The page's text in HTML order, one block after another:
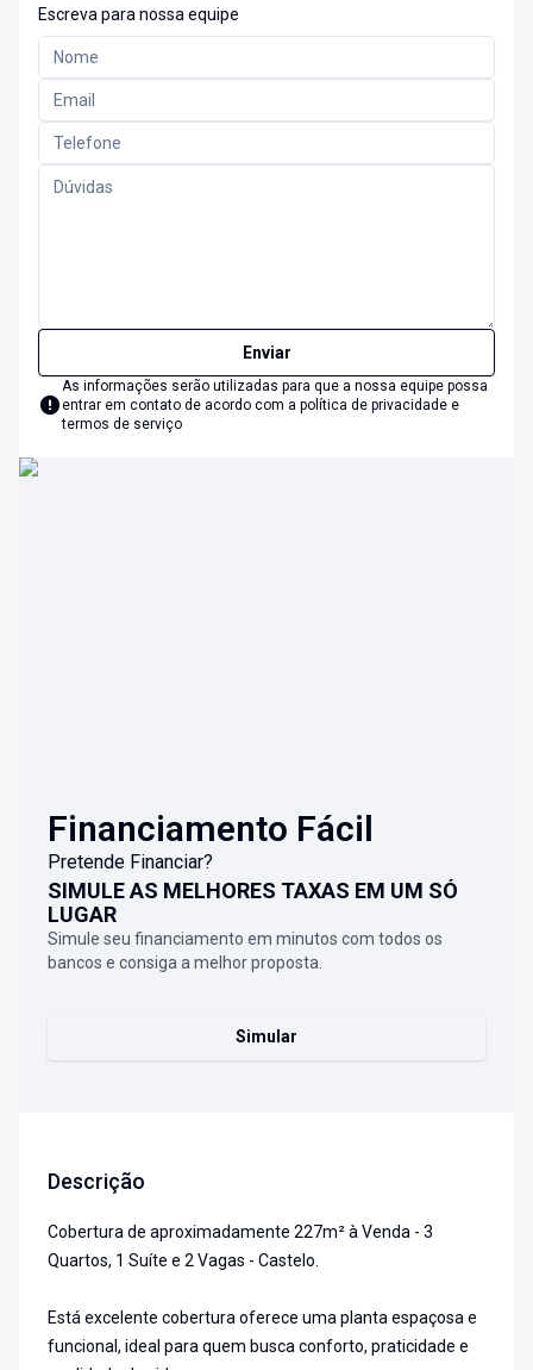
Escreva para nossa equipe
Enviar
As informações serão utilizadas para que a nossa equipe possa
entrar em contato de acordo com a política de privacidade e
termos de serviço
Financiamento Fácil
Pretende Financiar?
SIMULE AS MELHORES TAXAS EM UM SÓ
LUGAR
Simule seu financiamento em minutos com todos os
bancos e consiga a melhor proposta.
Simular
Descrição
Cobertura de aproximadamente 227m² à Venda - 3
Quartos, 1 Suíte e 2 Vagas - Castelo.
Está excelente cobertura oferece uma planta espaçosa e
funcional, ideal para quem busca conforto, praticidade e